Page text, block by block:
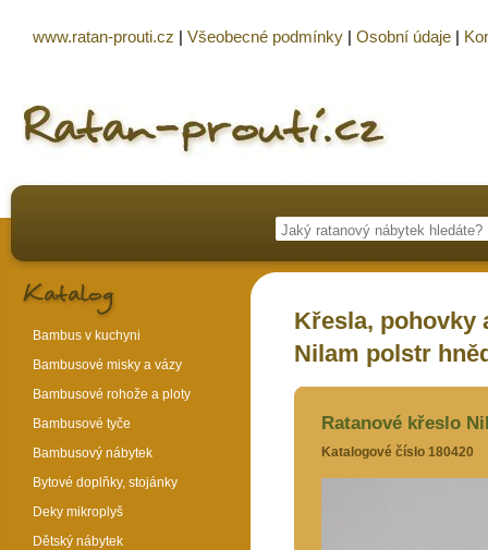
Křesla, pohovky
Nilam polstr
Ratanové křeslo
Katalogové číslo 180420
Bambus v kuchyni
Bambusové misky a vázy
Bambusové rohože a ploty
Bambusové tyče
Bambusový nábytek
Bytové doplňky, stojánky
Deky mikroplyš
Dětský nábytek
www.ratan-prouti.cz | Všeobecné podmínky | Osobní údaje |